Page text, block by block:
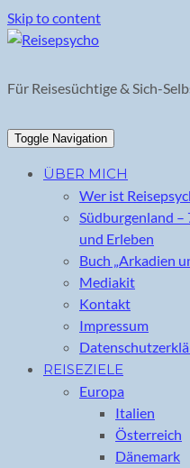
Skip to content
Für Reisesüchtige & Sich-
Toggle Navigation
ÜBER MICH
Wer ist
Südburgenland –
und Erleben
Buch „Arkadien
Mediakit
Kontakt
Impressum
REISEZIELE
Europa
Italien
Österreich
Dänemark